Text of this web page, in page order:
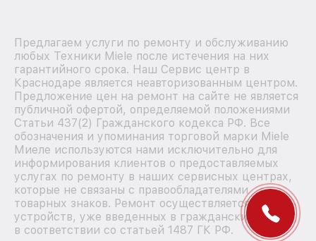
Предлагаем услуги по ремонту и обслуживанию
любых Техники Miele после истечения на них
гарантийного срока. Наш Сервис центр в
Краснодаре является неавторизованным центром.
Предложение цен на ремонт на сайте не является
публичной офертой, определяемой положениями
Статьи 437(2) Гражданского кодекса РФ. Все
обозначения и упоминания торговой марки Miele
Миеле используются нами исключительно для
информирования клиентов о предоставляемых
услугах по ремонту в наших сервисных центрах,
которые не связаны с правообладателями
товарных знаков. Ремонт осуществляется для
устройств, уже введенных в гражданский оборот
в соответствии со статьей 1487 ГК РФ.